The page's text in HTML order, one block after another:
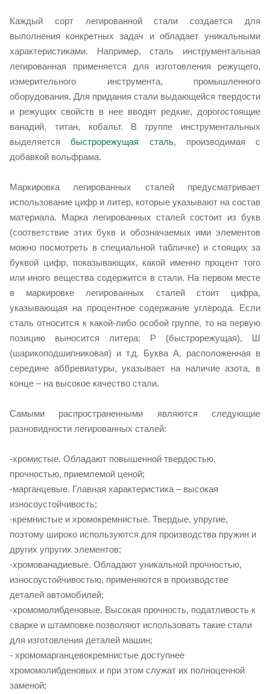
Каждый сорт легированной стали создается для
выполнения конкретных задач и обладает уникальными
характеристиками. Например, сталь инструментальная
легированная применяется для изготовления режущего,
измерительного инструмента, промышленного
оборудования. Для придания стали выдающейся твердости
и режущих свойств в нее вводят редкие, дорогостоящие
ванадий, титан, кобальт. В группе инструментальных
выделяетсябыстрорежущая сталь, производимая с
добавкой вольфрама.
Маркировка легированных сталей предусматривает
использование цифр и литер, которые указывают на состав
материала. Марка легированных сталей состоит из букв
(соответствие этих букв и обозначаемых ими элементов
можно посмотреть в специальной табличке) и стоящих за
буквой цифр, показывающих, какой именно процент того
или иного вещества содержится в стали. На первом месте
в маркировке легированных сталей стоит цифра,
указывающая на процентное содержание углерода. Если
сталь относится к какой-либо особой группе, то на первую
позицию выносится литера: Р (быстрорежущая), Ш
(шарикоподшипниковая) и т.д. Буква А, расположенная в
середине аббревиатуры, указывает на наличие азота, в
конце – на высокое качество стали.
Самыми распространенными являются следующие
разновидности легированных сталей:
-хромистые. Обладают повышенной твердостью,
прочностью, приемлемой ценой;
-марганцевые. Главная характеристика – высокая
износоустойчивость;
-кремнистые и хромокремнистые. Твердые, упругие,
поэтому широко используются для производства пружин и
других упругих элементов;
-хромованадиевые. Обладают уникальной прочностью,
износоустойчивостью, применяются в производстве
деталей автомобилей;
-хромомолибденовые. Высокая прочность, податливость к
сварке и штамповке позволяют использовать такие стали
для изготовления деталей машин;
- хромомарганцевокремнистые доступнее
хромомолибденовых и при этом служат их полноценной
заменой;